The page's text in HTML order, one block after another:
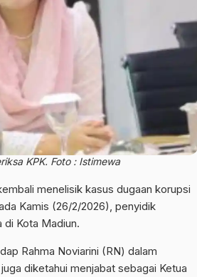
KPK. Foto : Istimewa
menelisik kasus dugaan korupsi
Kamis (26/2/2026), penyidik
di Kota Madiun.
Rahma Noviarini (RN) dalam
diketahui menjabat sebagai Ketua